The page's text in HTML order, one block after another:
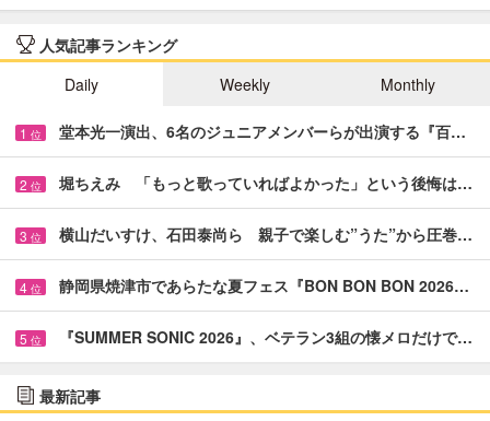
人気記事ランキング
Daily
Weekly Monthly
1 位 堂本光一演出、6名のジュニアメンバーらが出演する『百…
2 位 堀ちえみ 「もっと歌っていればよかった」という後悔は…
3 位 横山だいすけ、石田泰尚ら 親子で楽しむ”うた”から圧巻…
4 位 静岡県焼津市であらたな夏フェス『BON BON BON 2026…
5 位 『SUMMER SONIC 2026』、ベテラン3組の懐メロだけで…
最新記事